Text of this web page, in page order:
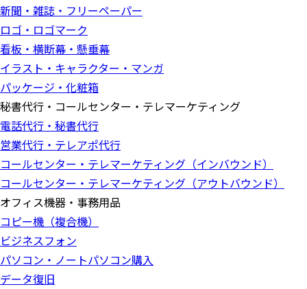
新聞・雑誌・フリーペーパー
ロゴ・ロゴマーク
看板・横断幕・懸垂幕
イラスト・キャラクター・マンガ
パッケージ・化粧箱
秘書代行・コールセンター・テレマーケティング
電話代行・秘書代行
営業代行・テレアポ代行
コールセンター・テレマーケティング（インバウンド）
コールセンター・テレマーケティング（アウトバウンド）
オフィス機器・事務用品
コピー機（複合機）
ビジネスフォン
パソコン・ノートパソコン購入
データ復旧